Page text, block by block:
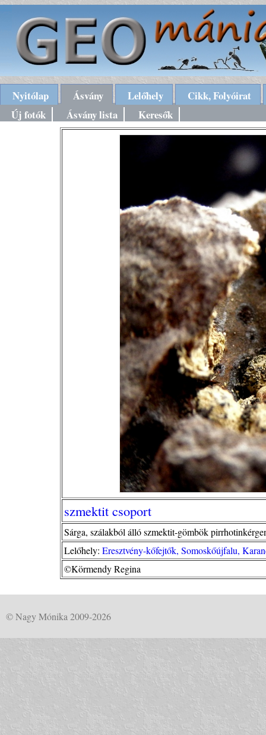
Nyitólap Ásvány Lelőhely
Cikk, Folyóirat
Új fotók
Ásvány lista Keresők
szmektit csoport
Sárga, szálakból álló szmektit-gömbök
Lelőhely: Eresztvény-kőfejtők, Somoskőújfalu,
©Körmendy Regina
© Nagy Mónika 2009-2026